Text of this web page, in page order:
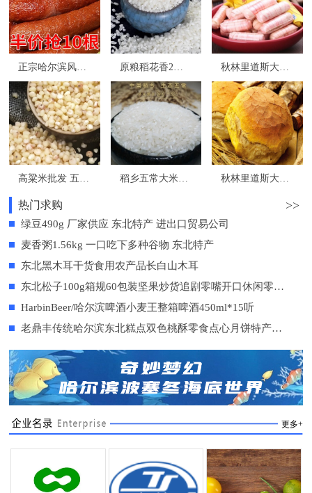
正宗哈尔滨风味红肠东北特产香肠熟食即食下酒菜 原粮稻花香2号 五常大米礼盒装批发团购 东北特产 秋林里道斯大虾糖400克蝦糖 秋林大虾酥糖 龙江特产 哈尔滨实体发货
高粱米批发 五谷杂粮 东北特产 和粮农业 为家人选择安全健康食品 稻乡五常大米批发 源头直供 核心产区 原粮稻花香2号 秋林里道斯大列巴 啤酒花发酵1.6kg 秋林立多夫斯大面包俄式果仁列巴
热门求购 >>
绿豆490g 厂家供应 东北特产 进出口贸易公司
麦香粥1.56kg 一口吃下多种谷物 东北特产
东北黑木耳干货食用农产品长白山木耳
东北松子100g箱规60包装坚果炒货追剧零嘴开口休闲零食小吃
HarbinBeer/哈尔滨啤酒小麦王整箱啤酒450ml*15听
老鼎丰传统哈尔滨东北糕点双色桃酥零食点心月饼特产核桃酥
更多+